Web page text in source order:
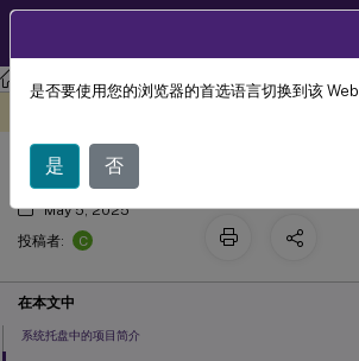
Linux 虚拟投递代理 Linux 虚拟投递代理
系统托盘
May 5, 2025
投稿者:
C
在本文中
系统托盘中的项目简介
是否要使用您的浏览器的首选语言切换到该
是 否